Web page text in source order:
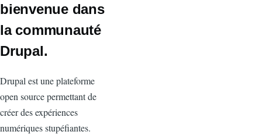
bienvenue dans
la communauté
Drupal.
Drupal est une plateforme
open source permettant de
créer des expériences
numériques stupéfiantes.